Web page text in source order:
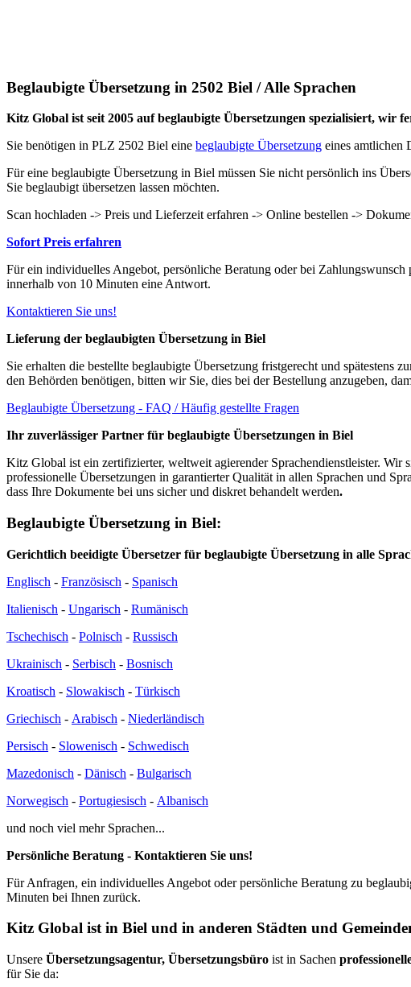
Beglaubigte Übersetzung in 2502 Biel / Alle Sprachen
Kitz Global ist seit 2005 auf beglaubigte Übersetzungen spezialisiert, wir
Sie benötigen in PLZ 2502 Biel eine beglaubigte Übersetzung eines amtlichen
Für eine beglaubigte Übersetzung in Biel müssen Sie nicht persönlich ins
Sie beglaubigt übersetzen lassen möchten.
Scan hochladen -> Preis und Lieferzeit erfahren -> Online bestellen ->
Sofort Preis erfahren
Für ein individuelles Angebot, persönliche Beratung oder bei
innerhalb von 10 Minuten eine Antwort.
Kontaktieren Sie uns!
Lieferung der beglaubigten Übersetzung in Biel
Sie erhalten die bestellte beglaubigte Übersetzung fristgerecht und spätestens
den Behörden benötigen, bitten wir Sie, dies bei der Bestellung anzugeben,
Beglaubigte Übersetzung - FAQ / Häufig gestellte Fragen
Ihr zuverlässiger Partner für beglaubigte Übersetzungen in Biel
Kitz Global ist ein zertifizierter, weltweit agierender Sprachendienstleister.
professionelle Übersetzungen in garantierter Qualität in allen Sprachen und
dass Ihre Dokumente bei uns sicher und diskret behandelt werden.
Beglaubigte Übersetzung in Biel:
Gerichtlich beeidigte Übersetzer für beglaubigte Übersetzung in alle
Englisch - Französisch - Spanisch
Italienisch - Ungarisch - Rumänisch
Tschechisch - Polnisch - Russisch
Ukrainisch - Serbisch - Bosnisch
Kroatisch - Slowakisch - Türkisch
Griechisch - Arabisch - Niederländisch
Persisch - Slowenisch - Schwedisch
Mazedonisch - Dänisch - Bulgarisch
Norwegisch - Portugiesisch - Albanisch
und noch viel mehr Sprachen...
Persönliche Beratung - Kontaktieren Sie uns!
Für Anfragen, ein individuelles Angebot oder persönliche Beratung zu
Minuten bei Ihnen zurück.
Kitz Global ist in Biel und in anderen Städten und
Unsere Übersetzungsagentur, Übersetzungsbüro ist in Sachen
für Sie da: